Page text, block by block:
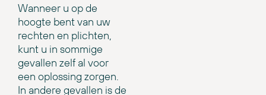
Wanneer u op de
hoogte bent van uw
rechten en plichten,
kunt u in sommige
gevallen zelf al voor
een oplossing zorgen.
In andere gevallen is de